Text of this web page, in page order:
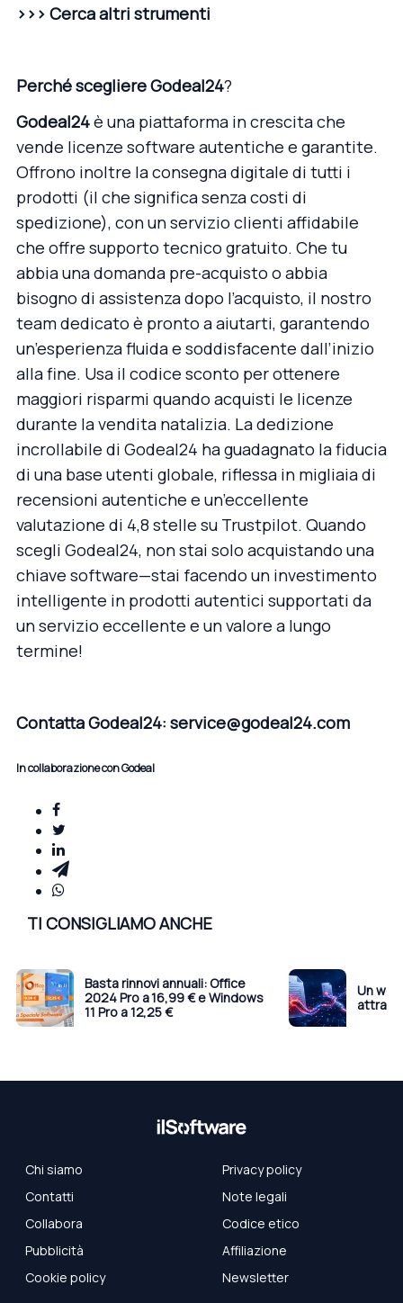
>>> Cerca altri strumenti
Perchéscegliere Godeal24?
Godeal24è una piattaforma in crescita che
vende licenze software autentiche e garantite.
Offrono inoltre la consegna digitale di tutti i
prodotti (il che significa senza costi di
spedizione), con un servizio clienti affidabile
che offre supporto tecnico gratuito. Che tu
abbia una domanda pre-acquisto o abbia
bisogno di assistenza dopo l’acquisto, il nostro
team dedicato è pronto a aiutarti, garantendo
un’esperienza fluida e soddisfacente dall’inizio
alla fine. Usa il codice sconto per ottenere
maggiori risparmi quando acquisti le licenze
durante la vendita natalizia. La dedizione
incrollabile di Godeal24 ha guadagnato la fiducia
di una base utenti globale, riflessa in migliaia di
recensioni autentiche e un’eccellente
valutazione di 4,8 stelle su Trustpilot. Quando
scegli Godeal24, non stai solo acquistando una
chiave software—stai facendo un investimento
intelligente in prodotti autentici supportati da
un servizio eccellente e un valore a lungo
termine!
Contatta Godeal24: service@godeal24.com
In collaborazione con Godeal
TI CONSIGLIAMO ANCHE
Basta rinnovi annuali: Office
2024 Pro a 16,99 € e Windows
11 Pro a 12,25 €
Un
Chi siamo
Contatti
Collabora
Pubblicità
Cookie policy
Privacy policy
Note legali
Codice etico
Affiliazione
Newsletter